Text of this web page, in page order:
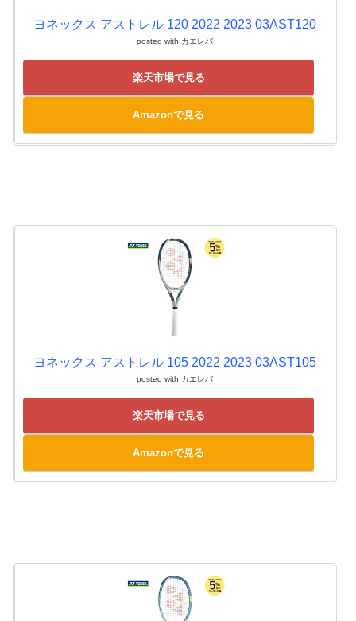
ヨネックス アストレル 120 2022 2023 03AST120
posted with カエレバ
楽天市場で見る
Amazonで見る
ヨネックス アストレル 105 2022 2023 03AST105
posted with カエレバ
楽天市場で見る
Amazonで見る